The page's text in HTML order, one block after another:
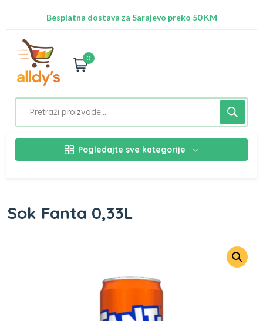
Besplatna dostava za Sarajevo preko 50 KM
0
Pogledajte sve kategorije
Sok Fanta 0,33L